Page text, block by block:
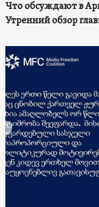
Что обсуждают в
Утренний обзор